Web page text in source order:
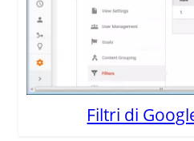
Filtri di